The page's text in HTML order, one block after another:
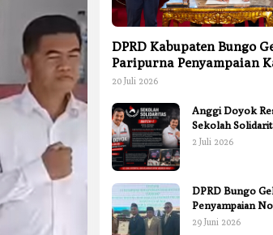
DPRD Kabupaten Bungo
Paripurna Penyampaian
Fraksi terhadap Ranperda
20 Juli 2026
Anggi Doyok
Sekolah
Siap Perkuat
2 Juli 2026
DPRD Bungo
Penyampaian
29 Juni 2026